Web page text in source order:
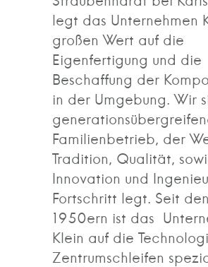
legt das Unternehmen
großen Wert auf die
Eigenfertigung und die
Beschaffung der
in der Umgebung. Wir
Familienbetrieb, der
Tradition, Qualität,
Innovation und
Fortschritt legt. Seit den
1950ern ist das
Klein auf die
Zentrumschleifen